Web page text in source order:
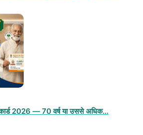
2026 — 70 वर्ष या उससे अधिक…